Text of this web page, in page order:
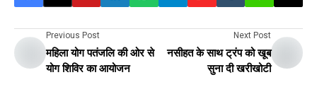
Previous Post
महिला योग पतंजलि की ओर से
योग शिविर का आयोजन
Next Post
नसीहत के साथ ट्रंप को खूब
सुना दी खरीखोटी